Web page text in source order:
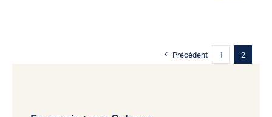
Précédent 1 2